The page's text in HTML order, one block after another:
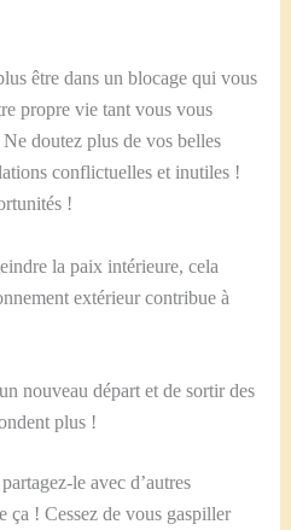
être dans un blocage qui vous
propre vie tant vous vous
doutez plus de vos belles
conflictuelles et inutiles !
!
la paix intérieure, cela
extérieur contribue à
nouveau départ et de sortir des
plus !
le avec d’autres
ça ! Cessez de vous gaspiller